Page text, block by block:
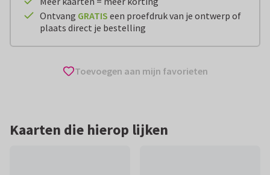
Ontvang GRATIS een proefdruk van je ontwerp of
plaats direct je bestelling
Toevoegen aan mijn favorieten
Kaarten die hierop lijken